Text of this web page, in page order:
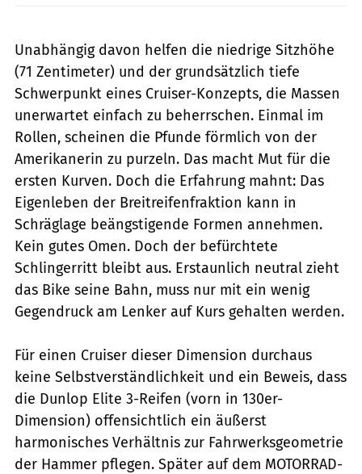
Unabhängig davon helfen die niedrige Sitzhöhe
(71 Zentimeter) und der grundsätzlich tiefe
Schwerpunkt eines Cruiser-Konzepts, die Massen
unerwartet einfach zu beherrschen. Einmal im
Rollen, scheinen die Pfunde förmlich von der
Amerikanerin zu purzeln. Das macht Mut für die
ersten Kurven. Doch die Erfahrung mahnt: Das
Eigenleben der Breitreifenfraktion kann in
Schräglage beängstigende Formen annehmen.
Kein gutes Omen. Doch der befürchtete
Schlingerritt bleibt aus. Erstaunlich neutral zieht
das Bike seine Bahn, muss nur mit ein wenig
Gegendruck am Lenker auf Kurs gehalten werden.
Für einen Cruiser dieser Dimension durchaus
keine Selbstverständlichkeit und ein Beweis, dass
die Dunlop Elite 3-Reifen (vorn in 130er-
Dimension) offensichtlich ein äußerst
harmonisches Verhältnis zur Fahrwerksgeometrie
der Hammer pflegen. Später auf dem MOTORRAD-